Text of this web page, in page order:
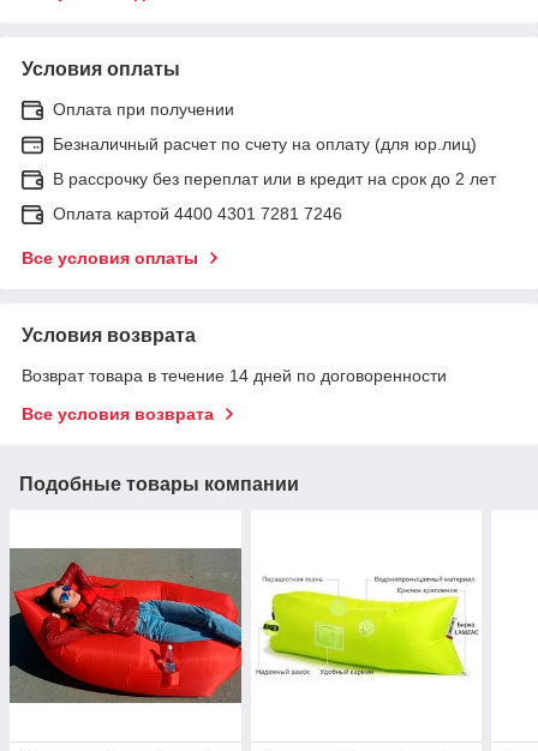
Условия оплаты
Оплата при получении
Безналичный расчет по счету на оплату (для юр.лиц)
В рассрочку без переплат или в кредит на срок до 2 лет
Оплата картой 4400 4301 7281 7246
Все условия оплаты
Условия возврата
Возврат товара в течение 14 дней по договоренности
Все условия возврата
Подобные товары компании